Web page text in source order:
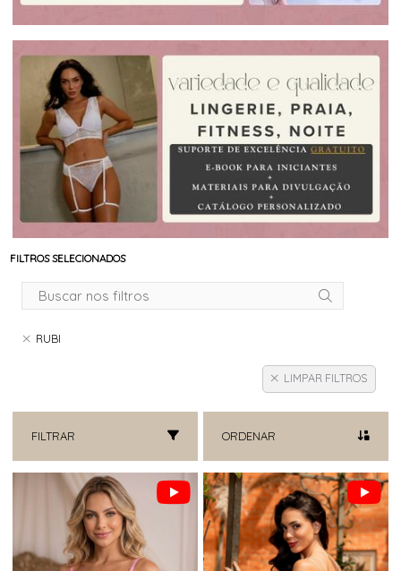
FILTROS SELECIONADOS
RUBI
LIMPAR FILTROS
FILTRAR ORDENAR